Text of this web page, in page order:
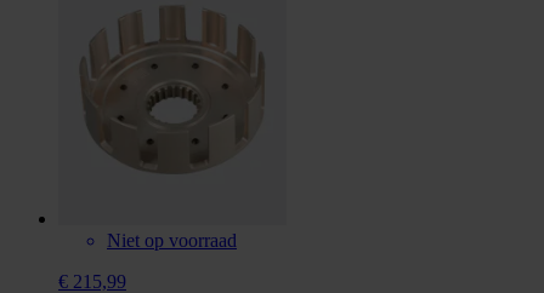
Niet op voorraad
€ 215,99